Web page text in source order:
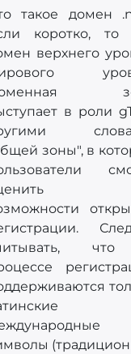
такое домен
коротко, то
верхнего
в роли
зоны", в